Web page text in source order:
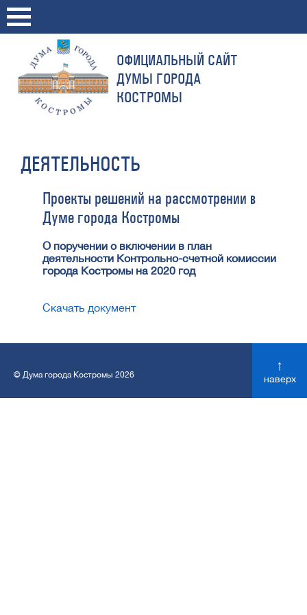
ОФИЦИАЛЬНЫЙ САЙТ
ДУМЫ ГОРОДА
КОСТРОМЫ
ДЕЯТЕЛЬНОСТЬ
Проекты решений на рассмотрении в
Думе города Костромы
О поручении о включении в план
деятельности Контрольно-счетной комиссии
города Костромы на 2020 год
Скачать документ
© Дума города Костромы 2026
↑
наверх